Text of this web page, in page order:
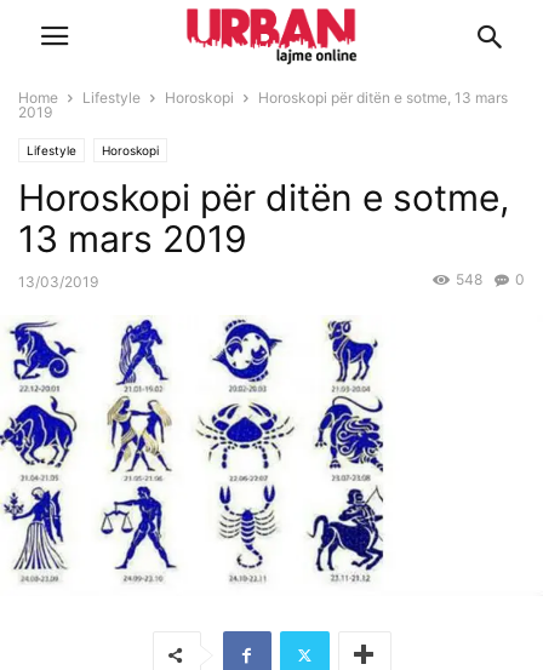
Home Lifestyle Horoskopi
Horoskopi për ditën e sotme, 13 mars
2019
Lifestyle Horoskopi
Horoskopi për ditën e sotme,
13 mars 2019
13/03/2019 0
548